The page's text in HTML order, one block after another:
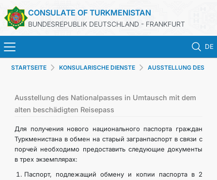
CONSULATE OF TURKMENISTAN
BUNDESREPUBLIK DEUTSCHLAND - FRANKFURT
DE
STARTSEITE
AKTUELLES
KONSULARISCHE DIENSTE
TURKMENISTAN
STARTSEITE KONSULARISCHE DIENSTE AUSSTELLUNG DES
Ausstellung des Nationalpasses in Umtausch mit dem
alten beschädigten Reisepass
Для получения нового национального паспорта граждан
Туркменистана в обмен на старый загранпаспорт в связи с
порчей необходимо предоставить следующие документы
в трех экземплярах:
Паспорт, подлежащий обмену и копии паспорта в 2